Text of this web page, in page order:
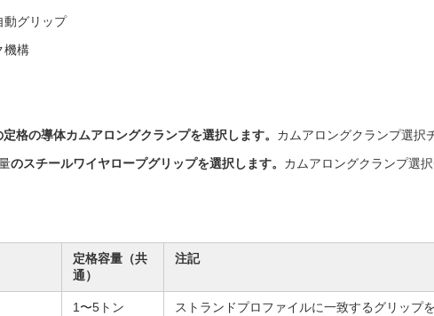
動グリップ
機構
定格の導体カムアロングクランプを選択します。 カムアロングクランプ選択
のスチールワイヤロープグリップを選択します。 カムアロングクランプ選
定格容量（共
通）
注記
1〜5トン
ストランドプロファイルに一致するグリップ